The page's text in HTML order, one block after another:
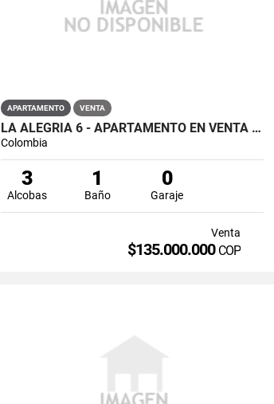
APARTAMENTO VENTA
LA ALEGRÍA 6 - APARTAMENTO EN VENTA EN HOGARES, SOACHA
Colombia
3
Alcobas
1
Baño
0
Garaje
Venta
$135.000.000 COP